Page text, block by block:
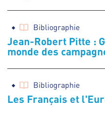
Bibliographie
Jean-Robert Pitte :
monde des
Bibliographie
Les Français et